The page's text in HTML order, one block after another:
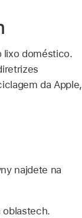
lixo doméstico.
da Apple,
najdete na
oblastech.